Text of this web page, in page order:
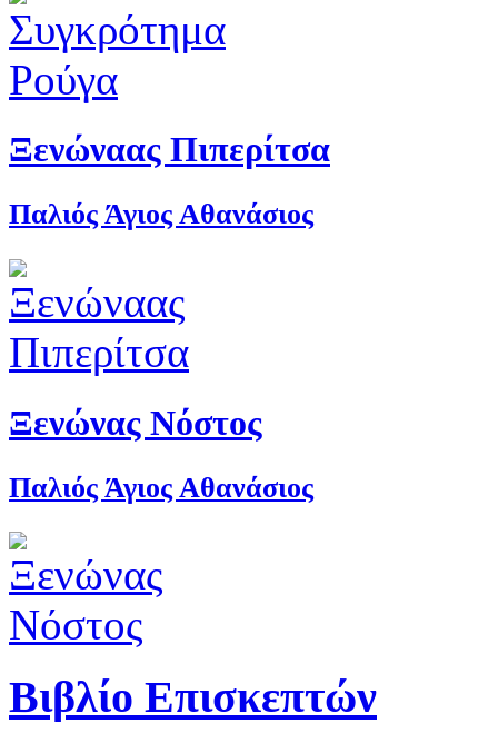
Ξενώναας Πιπερίτσα
Παλιός Άγιος Αθανάσιος
Ξενώνας Νόστος
Παλιός Άγιος Αθανάσιος
Βιβλίο Επισκεπτών